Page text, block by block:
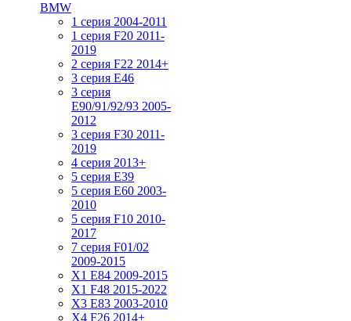
BMW
1 серия 2004-2011
1 серия F20 2011-
2019
2 серия F22 2014+
3 серия Е46
3 серия
E90/91/92/93 2005-
2012
3 серия F30 2011-
2019
4 серия 2013+
5 серия E39
5 серия E60 2003-
2010
5 серия F10 2010-
2017
7 серия F01/02
2009-2015
X1 E84 2009-2015
X1 F48 2015-2022
X3 E83 2003-2010
X4 F26 2014+